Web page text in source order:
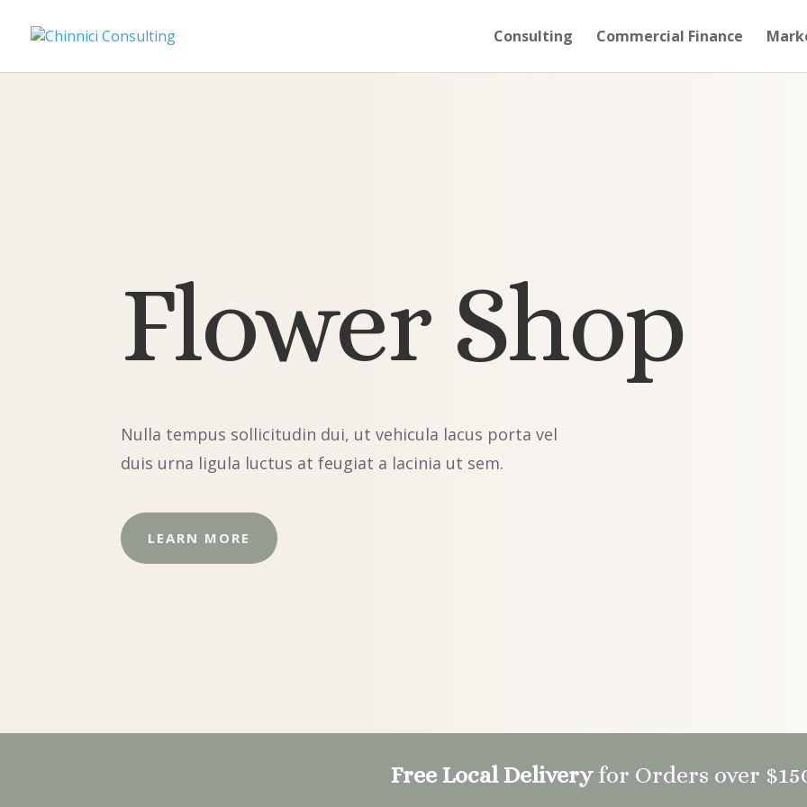
Consulting Commercial Finance
Flower Shop
Nulla tempus sollicitudin dui, ut vehicula lacus porta vel
duis urna ligula luctus at feugiat a lacinia ut sem.
LEARN MORE
Free Local Deliveryfor Orders over